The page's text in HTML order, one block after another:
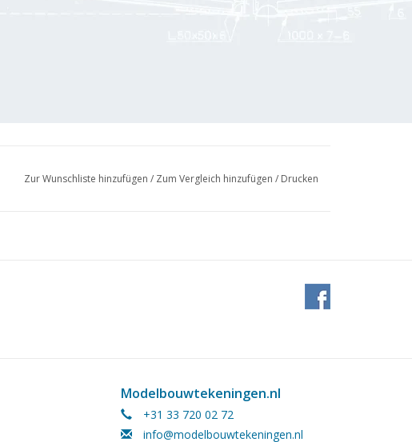
Zur Wunschliste hinzufügen / Zum Vergleich hinzufügen / Drucken
Modelbouwtekeningen.nl
+31 33 720 02 72
info@modelbouwtekeningen.nl